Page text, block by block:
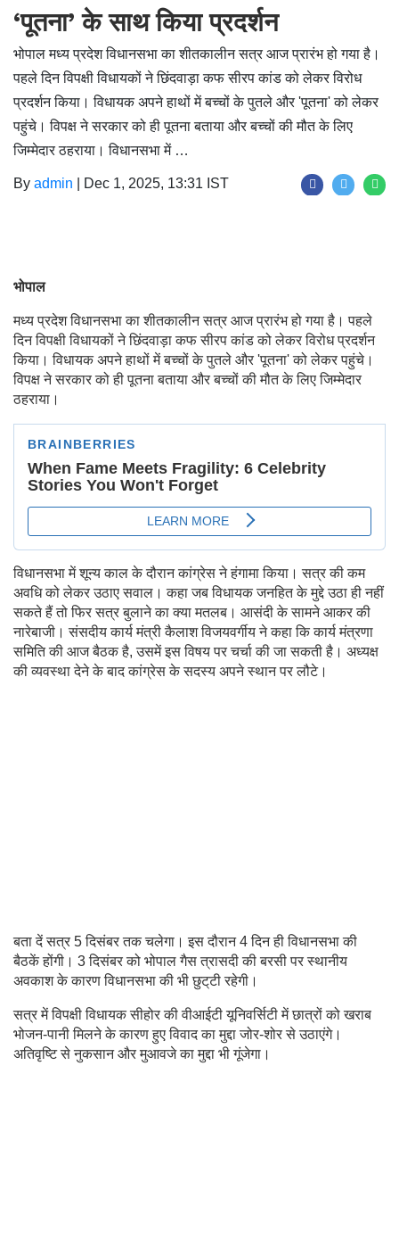
‘पूतना’ के साथ किया प्रदर्शन
भोपाल मध्य प्रदेश विधानसभा का शीतकालीन सत्र आज प्रारंभ हो गया है।
पहले दिन विपक्षी विधायकों ने छिंदवाड़ा कफ सीरप कांड को लेकर विरोध
प्रदर्शन किया। विधायक अपने हाथों में बच्चों के पुतले और 'पूतना' को लेकर
पहुंचे। विपक्ष ने सरकार को ही पूतना बताया और बच्चों की मौत के लिए
जिम्मेदार ठहराया। विधानसभा में …
By admin Dec 1, 2025, 13:31 IST
भोपाल
मध्य प्रदेश विधानसभा का शीतकालीन सत्र आज प्रारंभ हो गया है। पहले
दिन विपक्षी विधायकों ने छिंदवाड़ा कफ सीरप कांड को लेकर विरोध प्रदर्शन
किया। विधायक अपने हाथों में बच्चों के पुतले और 'पूतना' को लेकर पहुंचे।
विपक्ष ने सरकार को ही पूतना बताया और बच्चों की मौत के लिए जिम्मेदार
ठहराया।
विधानसभा में शून्य काल के दौरान कांग्रेस ने हंगामा किया। सत्र की कम
अवधि को लेकर उठाए सवाल। कहा जब विधायक जनहित के मुद्दे उठा ही नहीं
सकते हैं तो फिर सत्र बुलाने का क्या मतलब। आसंदी के सामने आकर की
नारेबाजी। संसदीय कार्य मंत्री कैलाश विजयवर्गीय ने कहा कि कार्य मंत्रणा
समिति की आज बैठक है, उसमें इस विषय पर चर्चा की जा सकती है। अध्यक्ष
की व्यवस्था देने के बाद कांग्रेस के सदस्य अपने स्थान पर लौटे।
बता दें सत्र 5 दिसंबर तक चलेगा। इस दौरान 4 दिन ही विधानसभा की
बैठकें होंगी। 3 दिसंबर को भोपाल गैस त्रासदी की बरसी पर स्थानीय
अवकाश के कारण विधानसभा की भी छुट्‌टी रहेगी।
सत्र में विपक्षी विधायक सीहोर की वीआईटी यूनिवर्सिटी में छात्रों को खराब
भोजन-पानी मिलने के कारण हुए विवाद का मुद्दा जोर-शोर से उठाएंगे।
अतिवृष्टि से नुकसान और मुआवजे का मुद्दा भी गूंजेगा।